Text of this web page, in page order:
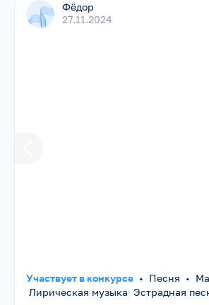
Фёдор
27.11.2024
Участвует в конкурсе • Песня •
Лирическая музыка Эстрадная